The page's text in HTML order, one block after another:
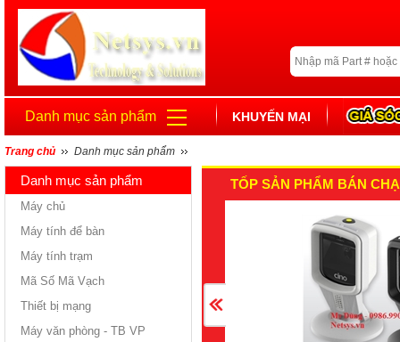
Danh mục sản phẩm KHUYẾN MẠI
Trang chủ Danh mục sản phẩm
Danh mục sản phẩm
Máy chủ
Máy tính để bàn
Máy tính trạm
Mã Số Mã Vạch
Thiết bị mạng
Máy văn phòng - TB VP
TỐP SẢN PHẨM BÁN